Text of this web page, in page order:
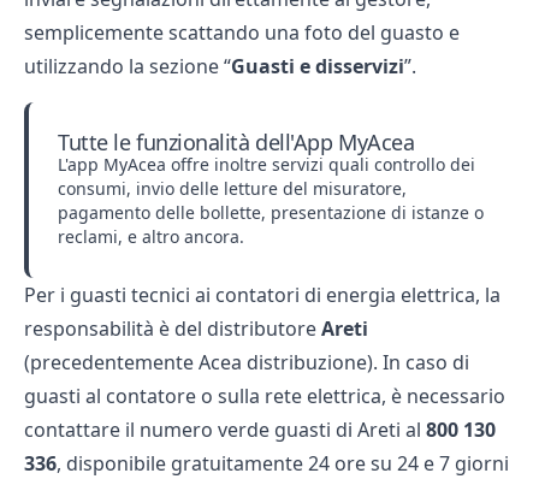
semplicemente scattando una foto del guasto e
utilizzando la sezione “Guasti e disservizi”.
Tutte le funzionalità dell'App MyAcea
L'app MyAcea offre inoltre servizi quali controllo dei
consumi, invio delle letture del misuratore,
pagamento delle bollette, presentazione di istanze o
reclami, e altro ancora.
Per i guasti tecnici ai contatori di energia elettrica, la
responsabilità è del distributoreAreti
(precedentemente Acea distribuzione). In caso di
guasti al contatore o sulla rete elettrica, è necessario
contattare il numero verde guasti di Areti al 800 130
336, disponibile gratuitamente 24 ore su 24 e 7 giorni